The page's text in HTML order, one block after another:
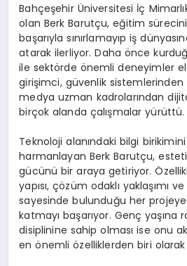
Bahçeşehir Üniversitesi İç
olan Berk Barutçu, eğitim
başarıyla sınırlamayıp iş
atarak ilerliyor. Daha önce
ile sektörde önemli deneyimler
girişimci, güvenlik
medya uzman kadrolarından
birçok alanda çalışmalar yürüttü.
Teknoloji alanındaki bilgi birikimini
harmanlayan Berk Barutçu,
gücünü bir araya getiriyor.
yapısı, çözüm odaklı yaklaşımı
sayesinde bulunduğu her
katmayı başarıyor. Genç
disiplinine sahip olması ise onu
en önemli özelliklerden biri